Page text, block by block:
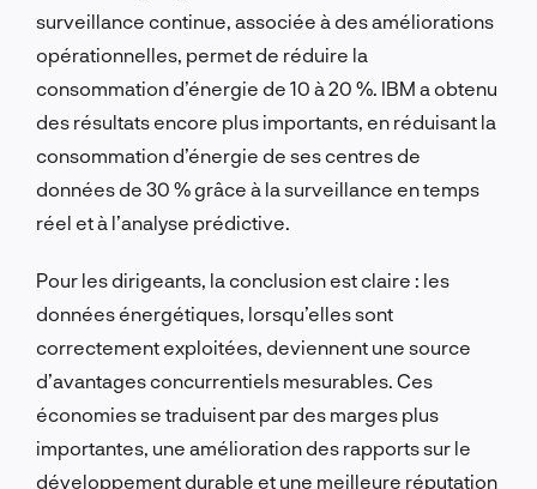
surveillance continue, associée à des améliorations
opérationnelles, permet de réduire la
consommation d’énergie de 10 à 20 %. IBM a obtenu
des résultats encore plus importants, en réduisant la
consommation d’énergie de ses centres de
données de 30 % grâce à la surveillance en temps
réel et à l’analyse prédictive.
Pour les dirigeants, la conclusion est claire : les
données énergétiques, lorsqu’elles sont
correctement exploitées, deviennent une source
d’avantages concurrentiels mesurables. Ces
économies se traduisent par des marges plus
importantes, une amélioration des rapports sur le
développement durable et une meilleure réputation